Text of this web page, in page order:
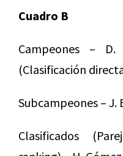
Cuadro B
Campeones –
(Clasificación
Subcampeones – J.
Clasificados